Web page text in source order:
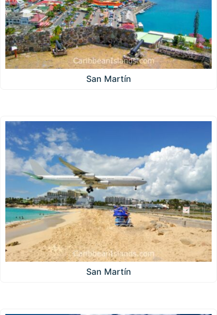
San Martín
San Martín